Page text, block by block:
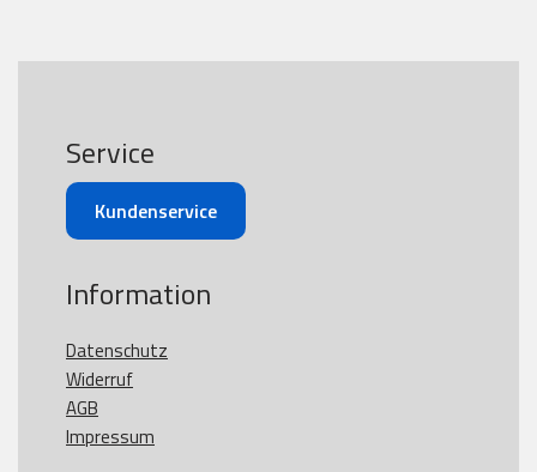
Service
Kundenservice
Information
Datenschutz
Widerruf
AGB
Impressum